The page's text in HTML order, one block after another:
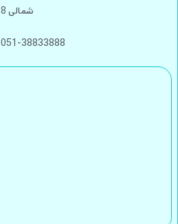
شمالی 8
051-38833888